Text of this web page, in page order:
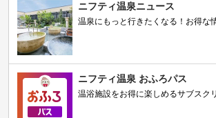
ニフティ温泉ニュース
温泉にもっと行きたくなる！お得な
ニフティ温泉 おふろパス
温浴施設をお得に楽しめるサブスク